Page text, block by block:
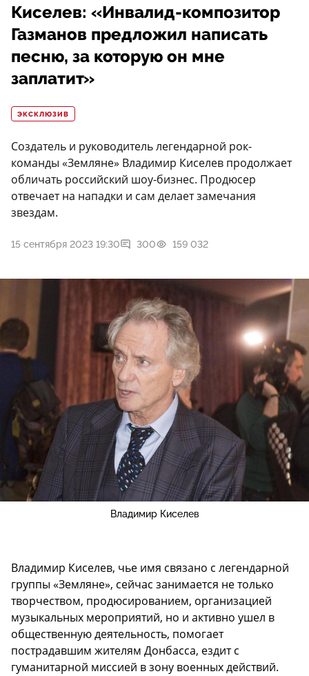
Киселев: «Инвалид-композитор
Газманов предложил написать
песню, за которую он мне
заплатит»
ЭКСКЛЮЗИВ
Создатель и руководитель легендарной рок-
команды «Земляне» Владимир Киселев продолжает
обличать российский шоу-бизнес. Продюсер
отвечает на нападки и сам делает замечания
звездам.
15 сентября 2023 19:30 300 159 032
Владимир Киселев
Владимир Киселев, чье имя связано с легендарной
группы «Земляне», сейчас занимается не только
творчеством, продюсированием, организацией
музыкальных мероприятий, но и активно ушел в
общественную деятельность, помогает
пострадавшим жителям Донбасса, ездит с
гуманитарной миссией в зону военных действий.